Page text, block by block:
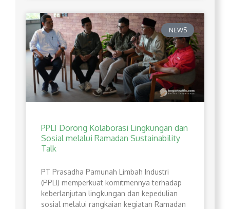
NEWS
PPLI Dorong Kolaborasi Lingkungan dan
Sosial melalui Ramadan Sustainability
Talk
PT Prasadha Pamunah Limbah Industri
(PPLI) memperkuat komitmennya terhadap
keberlanjutan lingkungan dan kepedulian
sosial melalui rangkaian kegiatan Ramadan